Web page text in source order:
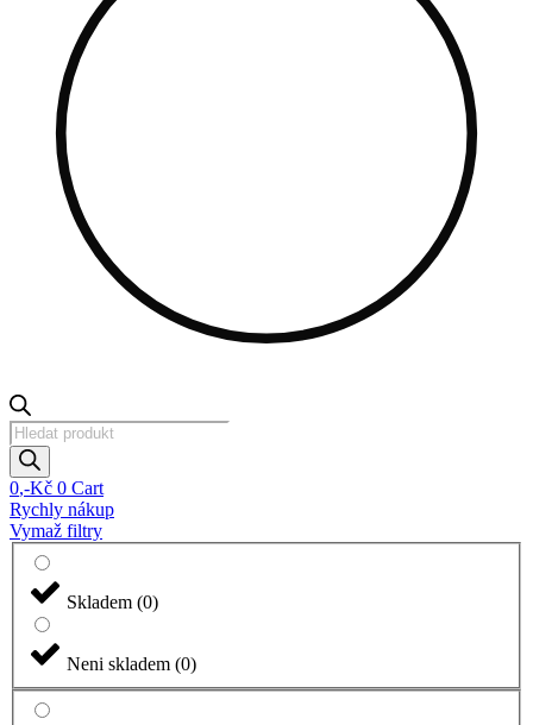
Products
search
0,-Kč 0 Cart
Rychly nákup
Vymaž filtry
Skladem (0)
Neni skladem (0)